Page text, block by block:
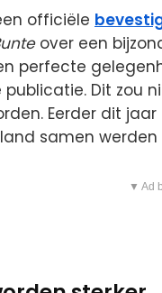
officiële
over een
perfecte
publicatie. Dit zou
Eerder dit
samen werden
▼ Ad